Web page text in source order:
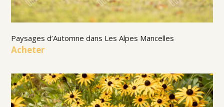
Paysages d’Automne dans Les Alpes Mancelles
Acheter